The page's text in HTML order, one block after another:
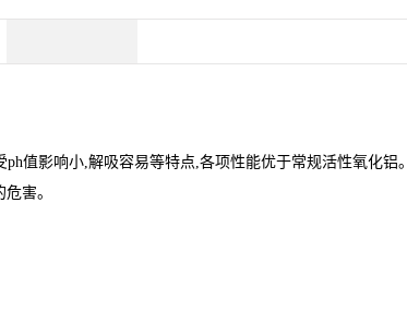
值影响小,解吸容易等特点,各项性能优于常规活性氧化铝。
害。